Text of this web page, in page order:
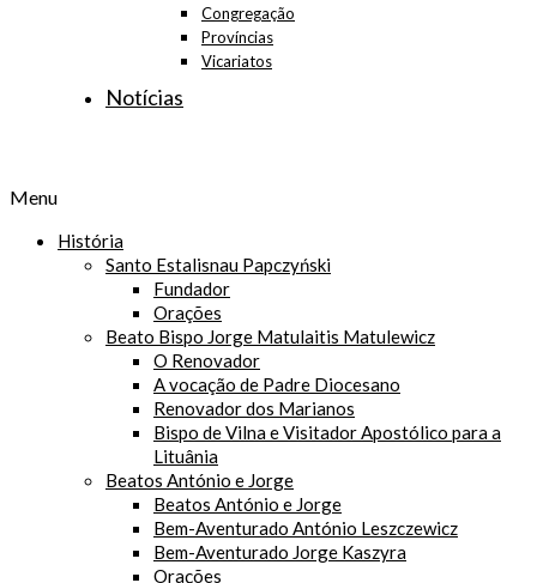
Congregação
Províncias
Vicariatos
Notícias
Menu
História
Santo Estalisnau Papczyński
Fundador
Orações
Beato Bispo Jorge Matulaitis Matulewicz
O Renovador
A vocação de Padre Diocesano
Renovador dos Marianos
Bispo de Vilna e Visitador Apostólico para a
Lituânia
Beatos António e Jorge
Beatos António e Jorge
Bem-Aventurado António Leszczewicz
Bem-Aventurado Jorge Kaszyra
Orações